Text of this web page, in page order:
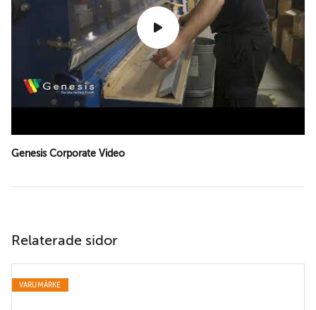
Genesis Corporate Video
Relaterade sidor
VARUMÄRKE